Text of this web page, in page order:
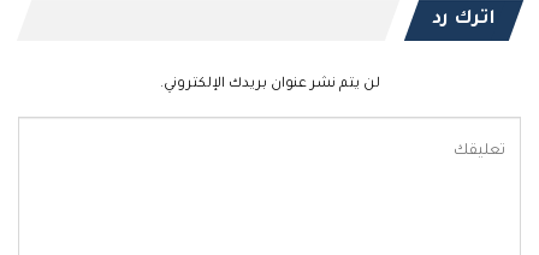
اترك رد
لن يتم نشر عنوان بريدك الإلكتروني.